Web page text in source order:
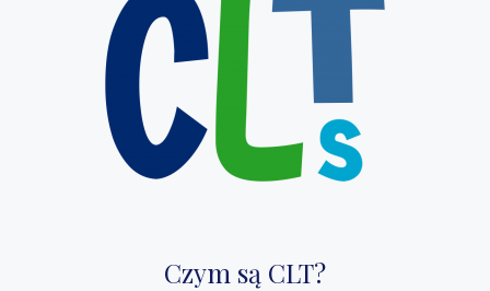
Czym są CLT?